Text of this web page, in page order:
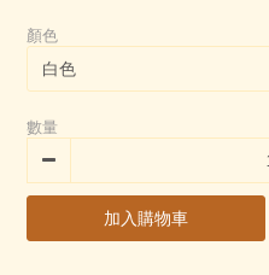
顏色
數量
加入購物車